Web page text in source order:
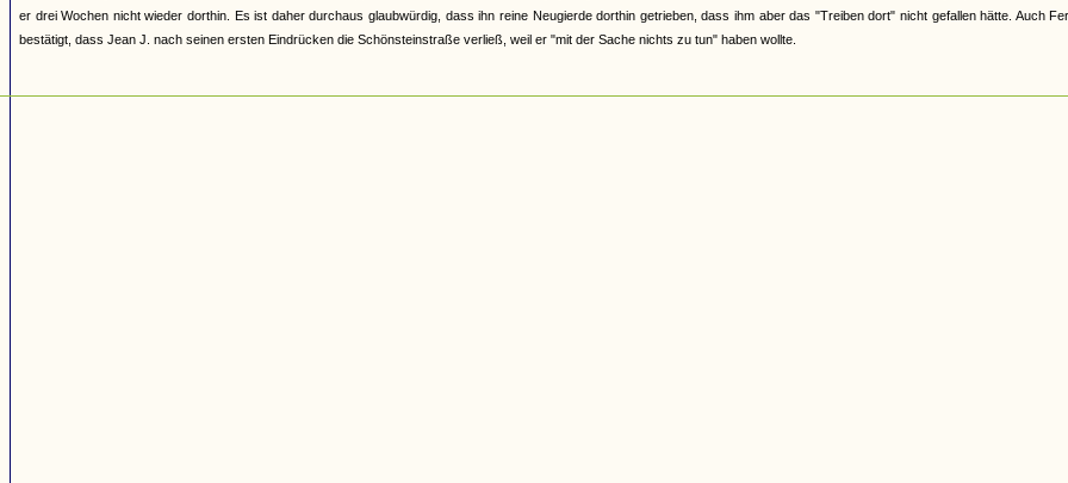
er drei Wochen nicht wieder dorthin. Es ist daher durchaus glaubwürdig, dass ihn reine Neugierde dorthin getrieben, dass ihm aber das "Treiben dort" nicht gefallen hätte. Auch
bestätigt, dass Jean J. nach seinen ersten Eindrücken die Schönsteinstraße verließ, weil er "mit der Sache nichts zu tun" haben wollte.